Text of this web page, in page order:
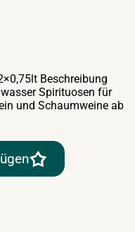
Beschreibung
Spirituosen für
und Schaumweine ab